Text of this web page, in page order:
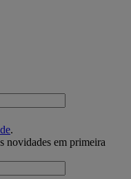
.
novidades em primeira